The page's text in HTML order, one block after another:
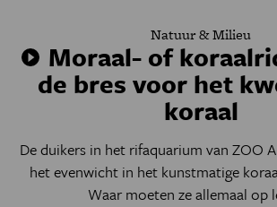
Natuur & Milieu
Moraal- of
de bres voor het
koraal
De duikers in het rifaquarium van ZOO
het evenwicht in het kunstmatige
Waar moeten ze allemaal op